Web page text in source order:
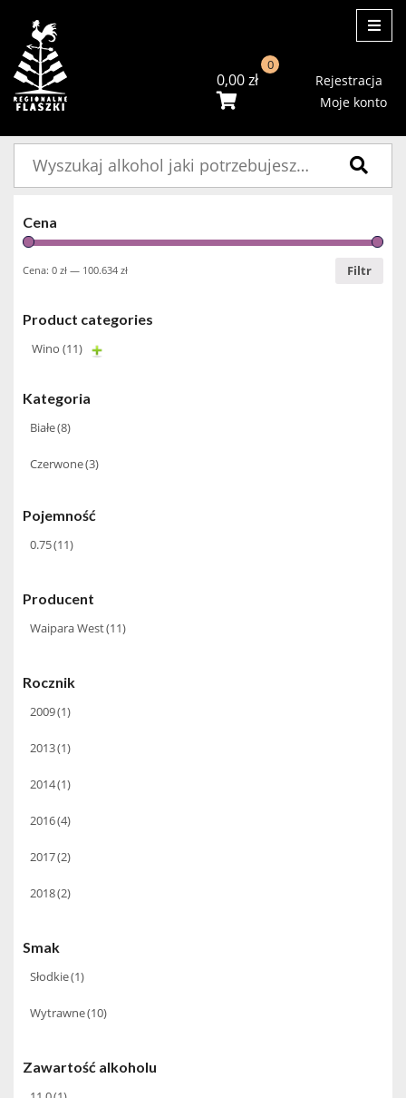
0,00zł
0
Rejestracja
Moje konto
Cena
Filtr
Cena: 0 zł — 100.634 zł
Product categories
Wino (11)
Kategoria
Białe(8)
Czerwone(3)
Pojemność
0.75(11)
Producent
Waipara West(11)
Rocznik
2009(1)
2013(1)
2014(1)
2016(4)
2017(2)
2018(2)
Smak
Słodkie(1)
Wytrawne(10)
Zawartość alkoholu